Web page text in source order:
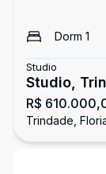
Dorm 1
Studio
Studio,
R$
Trindade,